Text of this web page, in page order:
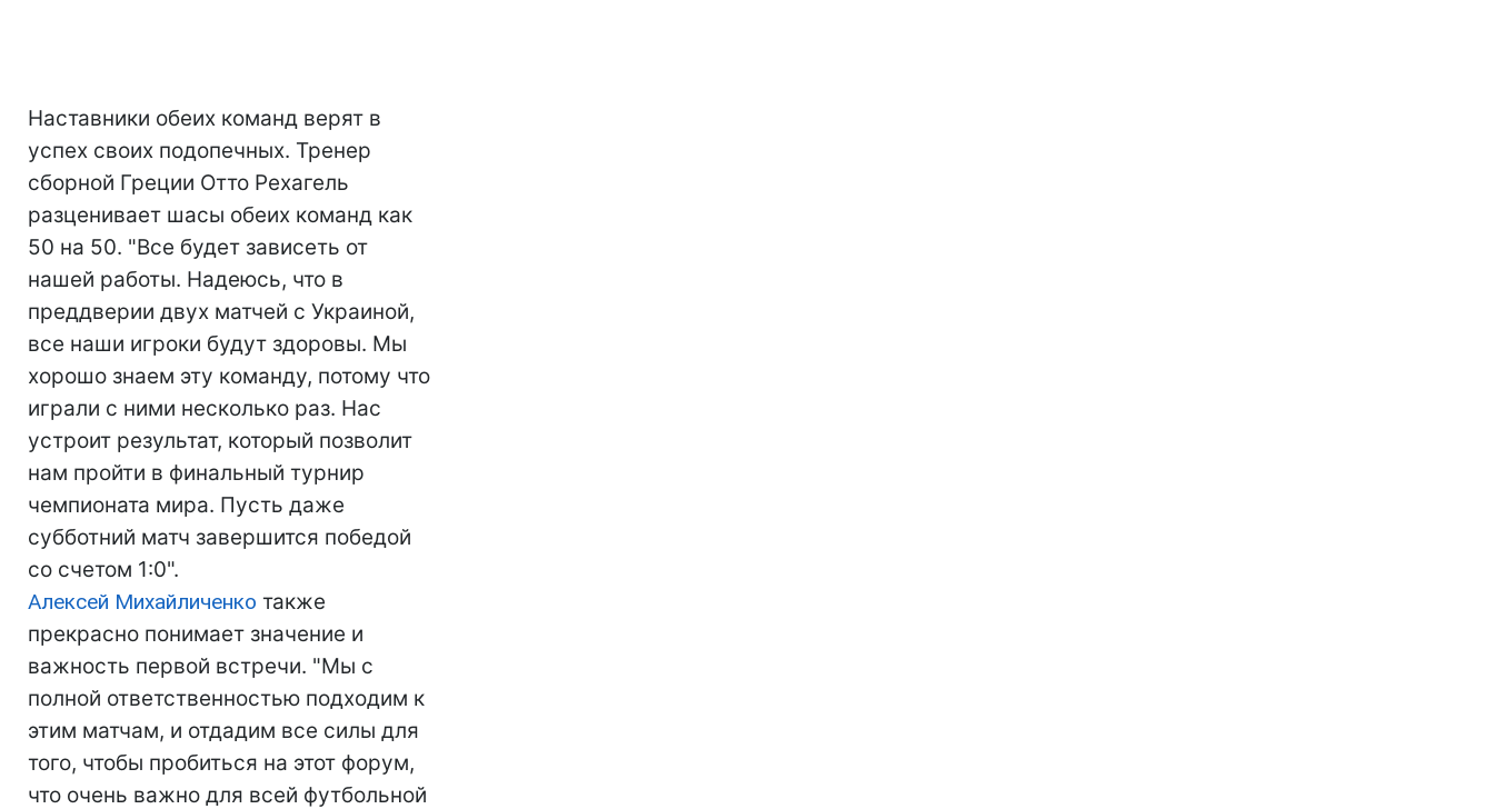
Наставники обеих команд верят в
успех своих подопечных. Тренер
сборной Греции Отто Рехагель
разценивает шасы обеих команд как
50 на 50. "Все будет зависеть от
нашей работы. Надеюсь, что в
преддверии двух матчей с Украиной,
все наши игроки будут здоровы. Мы
хорошо знаем эту команду, потому что
играли с ними несколько раз. Нас
устроит результат, который позволит
нам пройти в финальный турнир
чемпионата мира. Пусть даже
субботний матч завершится победой
со счетом 1:0".
Алексей Михайличенко также
прекрасно понимает значение и
важность первой встречи. "Мы с
полной ответственностью подходим к
этим матчам, и отдадим все силы для
того, чтобы пробиться на этот форум,
что очень важно для всей футбольной